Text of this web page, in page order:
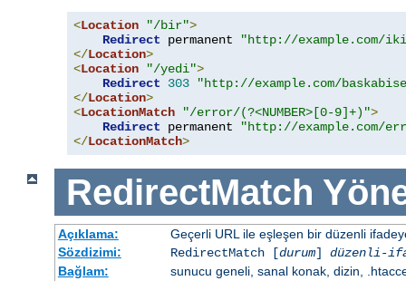
<Location "/bir">
Redirect permanent
"http://example.com/
</Location>
<Location "/yedi">
Redirect
303
"http://example.com/
</Location>
<LocationMatch "/error/(?<NUMBER>[0-9]+)">
Redirect permanent
"http://example.com/
</LocationMatch>
RedirectMatch
Açıklama:
Geçerli URL ile eşleşen bir düzenli
Sözdizimi:
RedirectMatch [durum] düzenli-
Bağlam:
sunucu geneli, sanal konak, dizin,